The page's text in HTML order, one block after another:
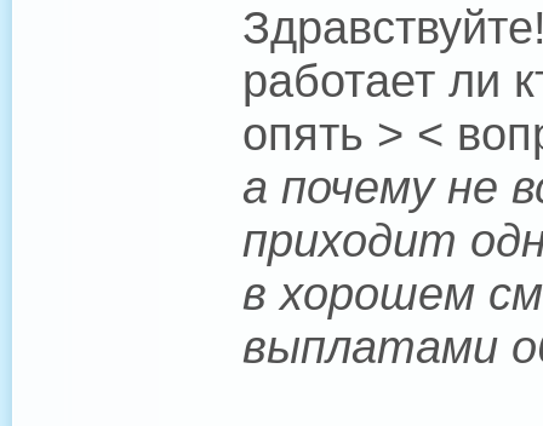
работает ли
опять > <
а почему не
приходит
в хорошем
выплатами